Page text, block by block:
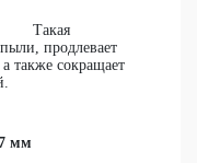
Такая
продлевает
также сокращает
мм